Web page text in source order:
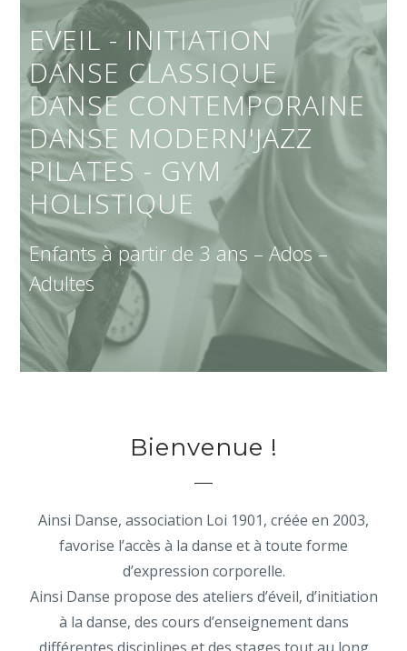
EVEIL - INITIATION
DANSE CLASSIQUE
DANSE CONTEMPORAINE
DANSE MODERN'JAZZ
PILATES - GYM
HOLISTIQUE
Enfants à partir de 3 ans – Ados –
Adultes
Bienvenue !
Ainsi Danse, association Loi 1901, créée en 2003,
favorise l’accès à la danse et à toute forme
d’expression corporelle.
Ainsi Danse propose des ateliers d’éveil, d’initiation
à la danse, des cours d’enseignement dans